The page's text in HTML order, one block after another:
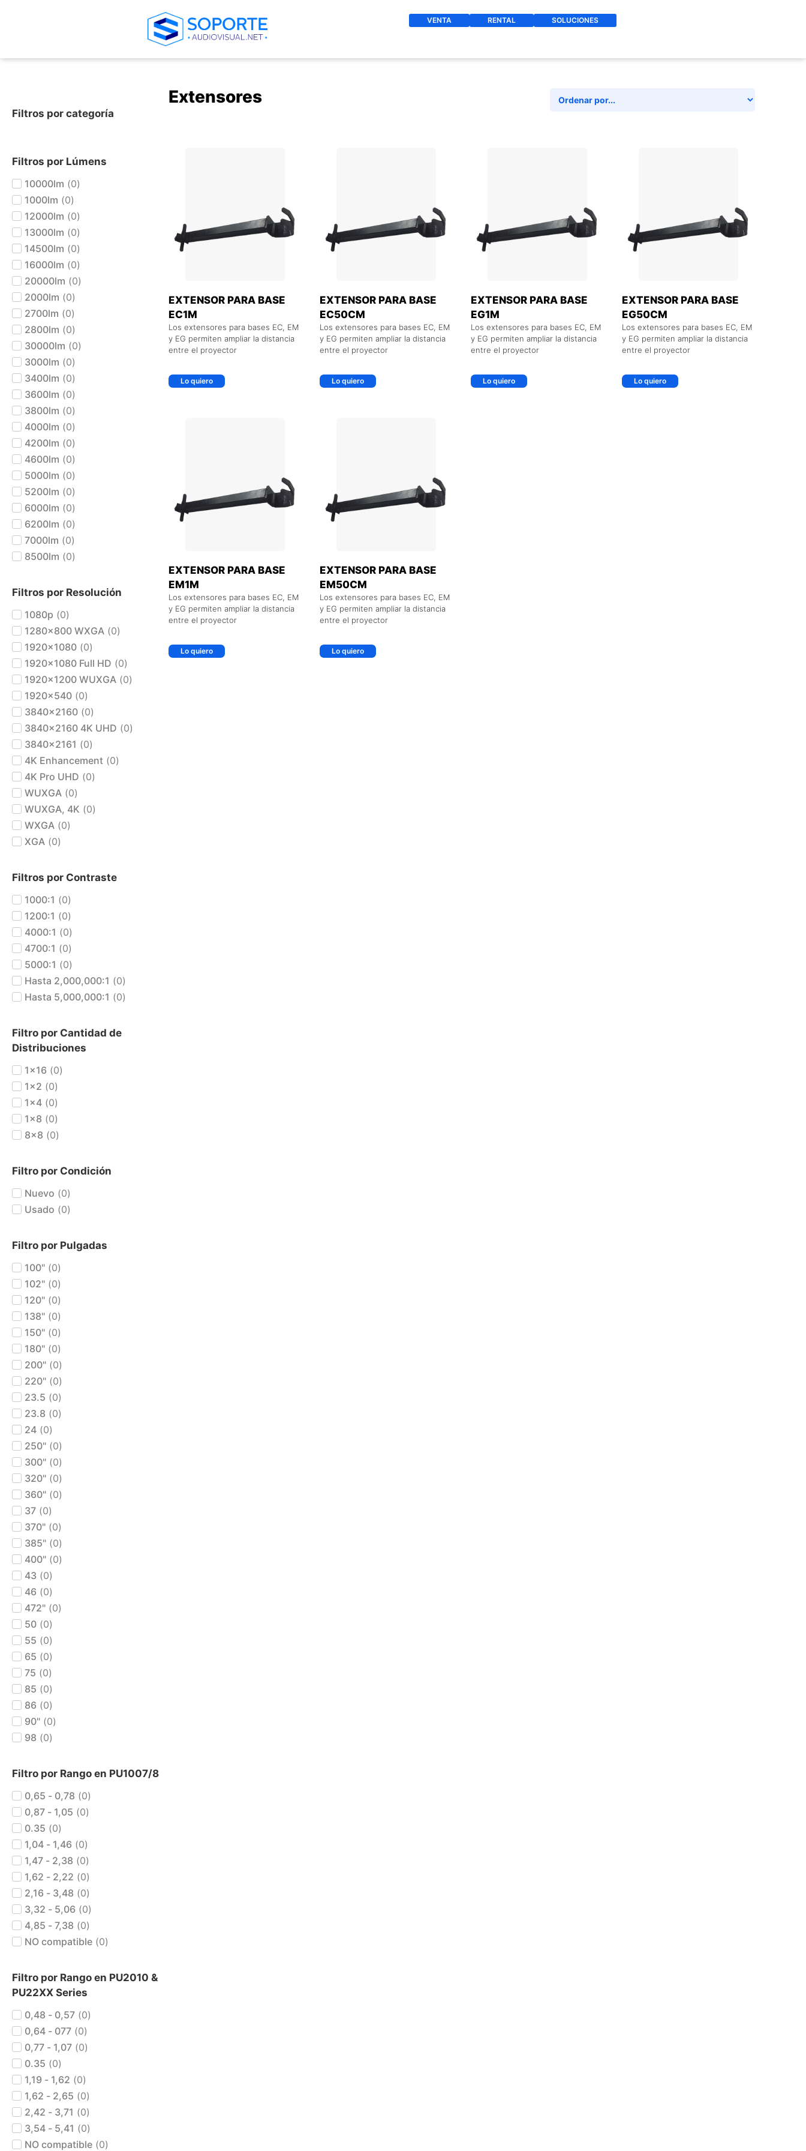
VENTA RENTAL SOLUCIONES
Filtros por categoría
Filtros por Lúmens
10000lm (0)
1000lm (0)
12000lm (0)
13000lm (0)
14500lm (0)
16000lm (0)
20000lm (0)
2000lm (0)
2700lm (0)
2800lm (0)
30000lm (0)
3000lm (0)
3400lm (0)
3600lm (0)
3800lm (0)
4000lm (0)
4200lm (0)
4600lm (0)
5000lm (0)
5200lm (0)
6000lm (0)
6200lm (0)
7000lm (0)
8500lm (0)
Filtros por Resolución
1080p (0)
1280x800 WXGA (0)
1920x1080 (0)
1920x1080 Full HD (0)
1920x1200 WUXGA (0)
1920x540 (0)
3840x2160 (0)
3840x2160 4K UHD (0)
3840x2161 (0)
4K Enhancement (0)
4K Pro UHD (0)
WUXGA (0)
WUXGA, 4K (0)
WXGA (0)
XGA (0)
Filtros por Contraste
1000:1 (0)
1200:1 (0)
4000:1 (0)
4700:1 (0)
5000:1 (0)
Hasta 2,000,000:1 (0)
Hasta 5,000,000:1 (0)
Filtro por Cantidad de
Distribuciones
1x16 (0)
1x2 (0)
1x4 (0)
1x8 (0)
8x8 (0)
Filtro por Condición
Nuevo (0)
Usado (0)
Filtro por Pulgadas
100" (0)
102" (0)
120" (0)
138" (0)
150" (0)
180" (0)
200" (0)
220" (0)
23.5 (0)
23.8 (0)
24 (0)
250" (0)
300" (0)
320" (0)
360" (0)
37 (0)
370" (0)
385" (0)
400" (0)
43 (0)
46 (0)
472" (0)
50 (0)
55 (0)
65 (0)
75 (0)
85 (0)
86 (0)
90" (0)
98 (0)
Filtro por Rango en PU1007/8
0,65 - 0,78 (0)
0,87 - 1,05 (0)
0.35 (0)
1,04 - 1,46 (0)
1,47 - 2,38 (0)
1,62 - 2,22 (0)
2,16 - 3,48 (0)
3,32 - 5,06 (0)
4,85 - 7,38 (0)
NO compatible (0)
Filtro por Rango en PU2010 &
PU22XX Series
0,48 - 0,57 (0)
0,64 - 077 (0)
0,77 - 1,07 (0)
0.35 (0)
1,19 - 1,62 (0)
1,62 - 2,65 (0)
2,42 - 3,71 (0)
3,54 - 5,41 (0)
NO compatible (0)
Extensores
EXTENSOR PARA BASE
EC1M
Los extensores para bases EC, EM
y EG permiten ampliar la distancia
entre el proyector
Lo quiero
EXTENSOR PARA BASE
EC50CM
Los extensores para bases EC, EM
y EG permiten ampliar la distancia
entre el proyector
Lo quiero
EXTENSOR PARA BASE
EG1M
Los extensores para bases EC, EM
y EG permiten ampliar la distancia
entre el proyector
Lo quiero
EXTENSOR PARA BASE
EG50CM
Los extensores para bases EC, EM
y EG permiten ampliar la distancia
entre el proyector
Lo quiero
EXTENSOR PARA BASE
EM1M
Los extensores para bases EC, EM
y EG permiten ampliar la distancia
entre el proyector
Lo quiero
EXTENSOR PARA BASE
EM50CM
Los extensores para bases EC, EM
y EG permiten ampliar la distancia
entre el proyector
Lo quiero